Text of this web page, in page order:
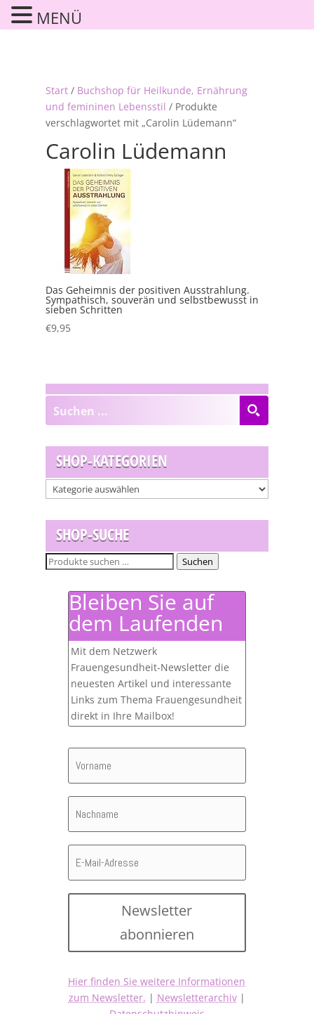
Start/ Buchshop für Heilkunde, Ernährung
und femininen Lebensstil / Produkte
verschlagwortet mit „Carolin Lüdemann“
Carolin Lüdemann
Das Geheimnis der positiven Ausstrahlung.
Sympathisch, souverän und selbstbewusst in
sieben Schritten
€9,95
SHOP-KATEGORIEN
SHOP-SUCHE
Suchen
Suchen
Bleiben Sie auf
dem Laufenden
Mit dem Netzwerk
Frauengesundheit-Newsletter die
neuesten Artikel und interessante
Links zum Thema Frauengesundheit
direkt in Ihre Mailbox!
Newsletter
abonnieren
Hier finden Sie weitere Informationen
zum Newsletter. | Newsletterarchiv|
MENÜ